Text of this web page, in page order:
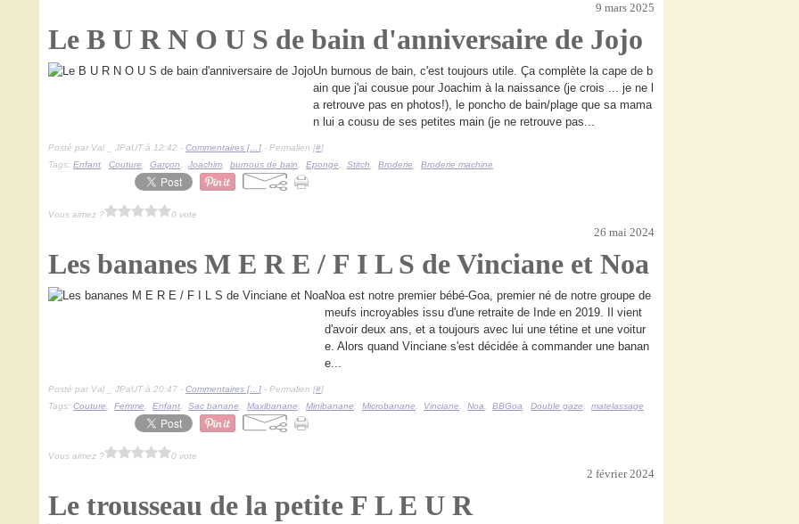
9 mars 2025
Le B U R N O U S de bain d'anniversaire de Jojo
Un burnous de bain, c'est toujours utile. Ça complète la cape de b
ain que j'ai cousue pour Joachim à la naissance (je crois ... je ne l
a retrouve pas en photos!), le poncho de bain/plage que sa mama
n lui a cousu de ses petites main (je ne retrouve pas...
Posté par Val _ JPaUT à 12:42 - Commentaires [… ] - Permalien [#]
Tags: Enfant Couture Garçon Joachim burnous de bain Eponge Stitch Broderie Broderie machine
Vous aimez ? 0 vote
26 mai 2024
Les bananes M E R E / F I L S de Vinciane et Noa
Noa est notre premier bébé-Goa, premier né de notre groupe de
meufs incroyables issu d'une retraite de Inde en 2019. Il vient
d'avoir deux ans, et a toujours avec lui une tétine et une voitur
e. Alors quand Vinciane s'est décidée à commander une banan
e...
Posté par Val _ JPaUT à 20:47 - Commentaires [… ] - Permalien [#]
Tags: Couture Femme Enfant Sac banane Maxibanane Minibanane Microbanane Vinciane Noa BBGoa Double gaze matelassage
Vous aimez ? 0 vote
2 février 2024
Le trousseau de la petite F L E U R